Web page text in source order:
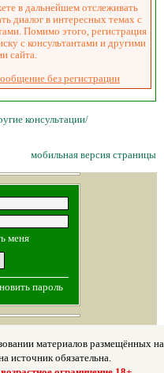
в дальнейшем отслеживать
диалог в интересных темах с
Помимо этого, регистрация
с консультантами и другими
сайта.
без регистрации
консультации/
мобильная версия страницы
меня
пароль
материалов размещённых на
источник обязательна.